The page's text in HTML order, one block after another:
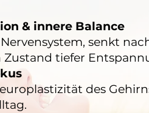
& innere Balance
senkt
Zustand tiefer
des